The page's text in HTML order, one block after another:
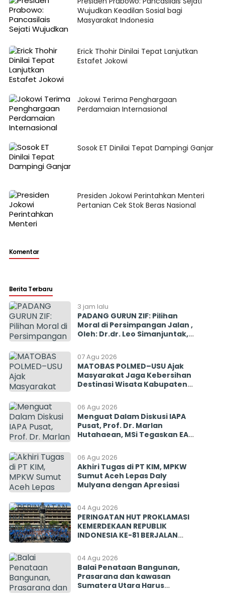
Wujudkan Keadilan Sosial bagi
Masyarakat Indonesia
Erick Thohir Dinilai Tepat Lanjutkan
Estafet Jokowi
Jokowi Terima Penghargaan
Perdamaian Internasional
Sosok ET Dinilai Tepat Dampingi Ganjar
Presiden Jokowi Perintahkan Menteri
Pertanian Cek Stok Beras Nasional
Komentar
Berita Terbaru
3 jam lalu
PADANG GURUN ZIF: Pilihan
Moral di Persimpangan Jalan ,
Oleh: Dr.dr. Leo Simanjuntak,
Kedokteran Universitas HKBP
Nommensen
07 Agu 2026
MATOBAS POLMED–USU Ajak
Masyarakat Jaga Kebersihan
Destinasi Wisata Kabupaten
06 Agu 2026
Menguat Dalam Diskusi IAPA
Pusat, Prof. Dr. Marlan
Hutahaean, MSi Tegaskan EAP
Mencegah Politisasi Pirokrasi
06 Agu 2026
Akhiri Tugas di PT KIM, MPKW
Sumut Aceh Lepas Daly
Mulyana dengan Apresiasi
04 Agu 2026
PERINGATAN HUT PROKLAMASI
KEMERDEKAAN REPUBLIK
INDONESIA KE-81 BERJALAN
BANGSA
04 Agu 2026
Balai Penataan Bangunan,
Prasarana dan kawasan
Sumatera Utara Harus